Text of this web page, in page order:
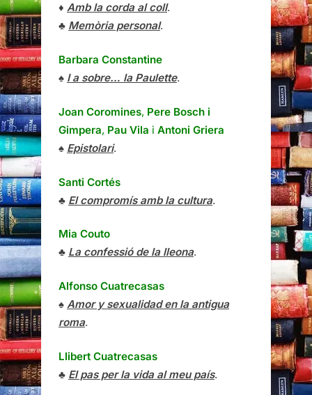
♦ Amb la corda al coll.
♣ Memòria personal.
Barbara Constantine
♠ I a sobre… la Paulette.
Joan Coromines, Pere Bosch i
Gimpera, Pau Vila i Antoni Griera
♠ Epistolari.
Santi Cortés
♣ El compromís amb la cultura.
Mia Couto
♣ La confessió de la lleona.
Alfonso Cuatrecasas
♠ Amor y sexualidad en la antigua
roma.
Llibert Cuatrecasas
♣ El pas per la vida al meu país.